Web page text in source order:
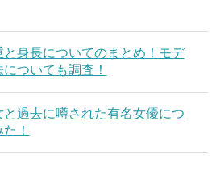
と身長についてのまとめ！モデ
ついても調査！
過去に噂された有名女優につ
！